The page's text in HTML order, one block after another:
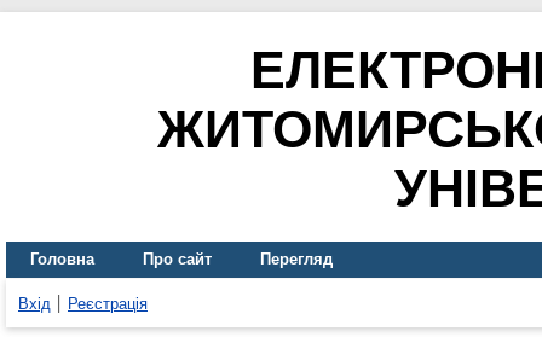
Головна Про сайт Перегляд
Вхід Реєстрація